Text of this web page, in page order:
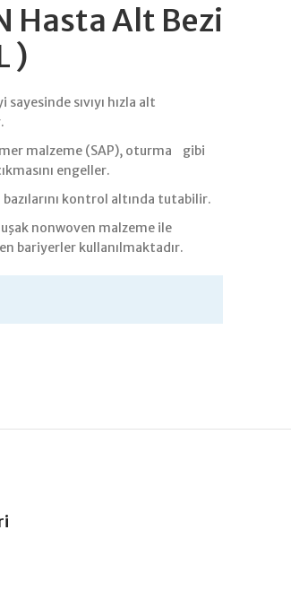
Hasta Alt Bezi
)
sıvıyı hızla alt
malzeme (SAP), oturma gibi
engeller.
bazılarını kontrol altında tutabilir.
nonwoven malzeme ile
bariyerler kullanılmaktadır.